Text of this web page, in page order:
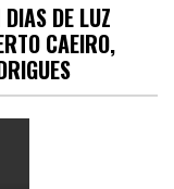
DE LUZ
CAEIRO,